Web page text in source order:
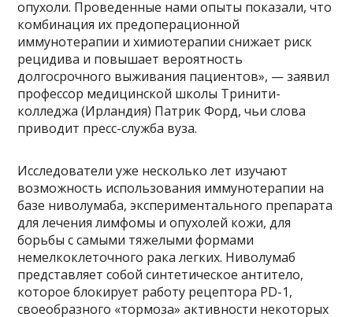
опухоли. Проведенные нами опыты показали, что
комбинация их предоперационной
иммунотерапии и химиотерапии снижает риск
рецидива и повышает вероятность
долгосрочного выживания пациентов», — заявил
профессор медицинской школы Тринити-
колледжа (Ирландия) Патрик Форд, чьи слова
приводит пресс-служба вуза.
Исследователи уже несколько лет изучают
возможность использования иммунотерапии на
базе ниволумаба, экспериментального препарата
для лечения лимфомы и опухолей кожи, для
борьбы с самыми тяжелыми формами
немелкоклеточного рака легких. Ниволумаб
представляет собой синтетическое антитело,
которое блокирует работу рецептора PD-1,
своеобразного «тормоза» активности некоторых